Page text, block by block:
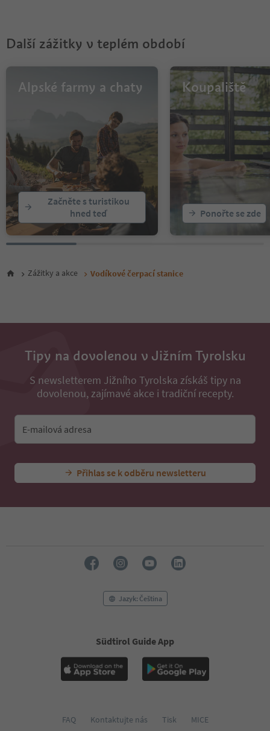
10
12
17
18
19
21
22
Další zážitky v teplém období
Alpské farmy a chaty
Začněte s turistikou
hned teď
Koupaliště
Ponořte se zde
Zážitky a akce Vodíkové čerpací stanice
Tipy na dovolenou v Jižním Tyrolsku
S newsletterem Jižního Tyrolska získáš tipy na
dovolenou, zajímavé akce i tradiční recepty.
E-mailová adresa
Přihlas se k odběru newsletteru
Jazyk: Čeština
Südtirol Guide App
FAQ Kontaktujte nás Tisk
MICE